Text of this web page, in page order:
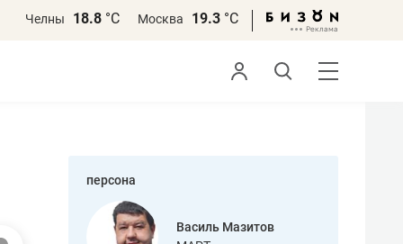
Челны 18.8 °С Москва 19.3 °С
персона
Василь Мазитов